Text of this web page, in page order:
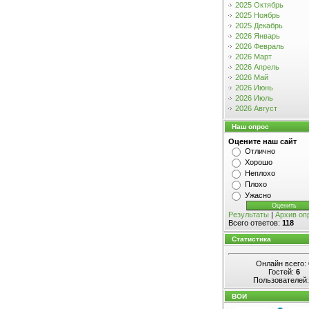
2025 Октябрь
2025 Ноябрь
2025 Декабрь
2026 Январь
2026 Февраль
2026 Март
2026 Апрель
2026 Май
2026 Июнь
2026 Июль
2026 Август
Наш опрос
Оцените наш сайт
Отлично
Хорошо
Неплохо
Плохо
Ужасно
Результаты | Архив
Всего ответов: 118
Статистика
Онлайн всего:
Гостей: 6
Пользователей:
ВОИ